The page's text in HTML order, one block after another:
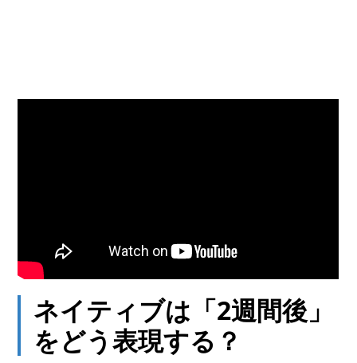
ネイティブは「2週間後」
をどう表現する？